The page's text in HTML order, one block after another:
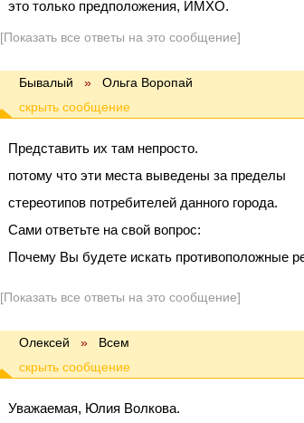
это только предположения, ИМХО.
[Показать все ответы на это сообщение]
Бывалый » Ольга Воропай
Представить их там непросто.
потому что эти места выведены за пределы
стереотипов потребителей данного города.
Сами ответьте на свой вопрос:
Почему Вы будете искать противоположные
[Показать все ответы на это сообщение]
Олексей » Всем
Уважаемая, Юлия Волкова.